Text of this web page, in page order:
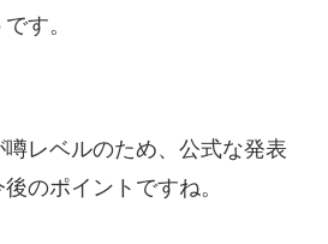
す。
レベルのため、公式な発表
のポイントですね。